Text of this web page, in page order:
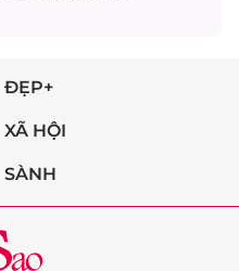
ĐẸP+
XÃ HỘI
SÀNH